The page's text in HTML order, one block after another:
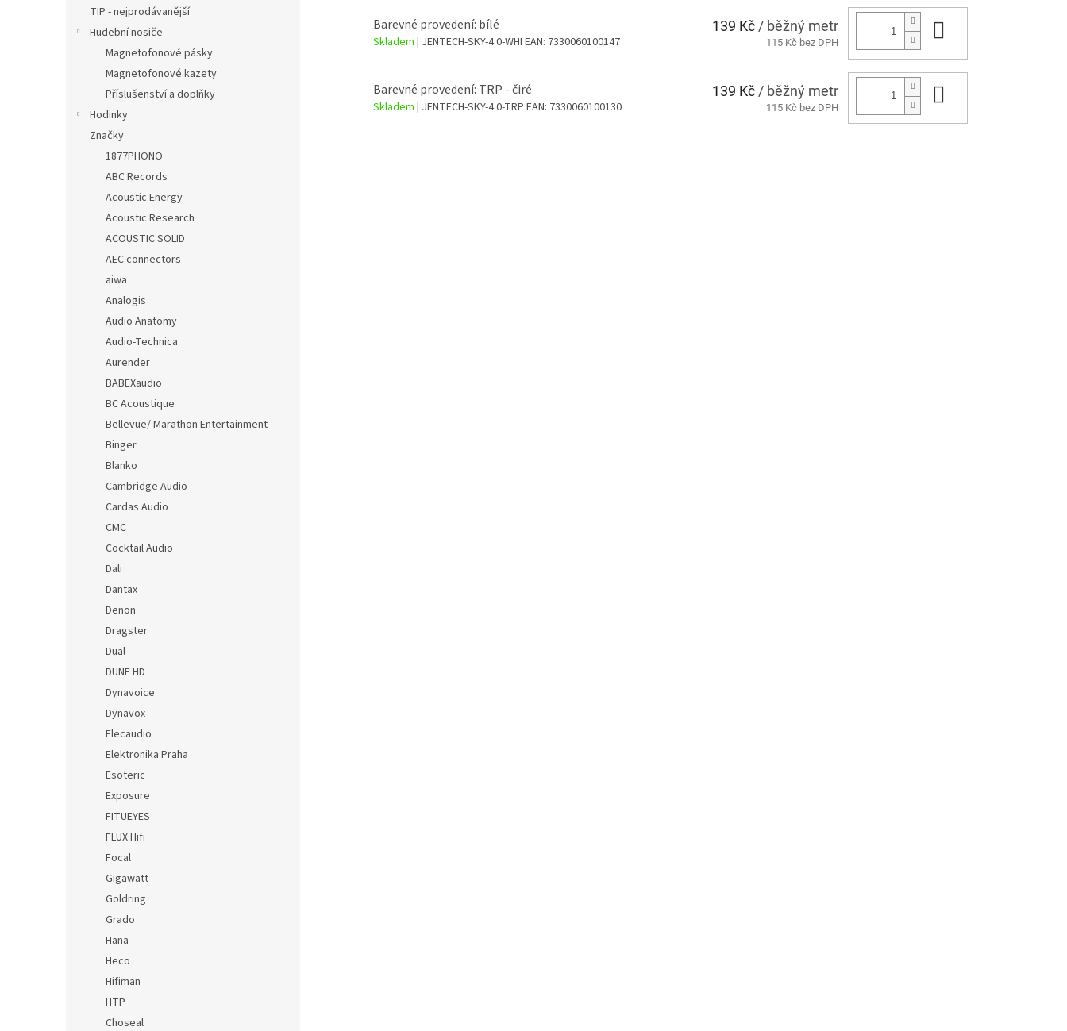
TIP - nejprodávanější
Hudební nosiče
Magnetofonové pásky
Magnetofonové kazety
Příslušenství a doplňky
Hodinky
Značky
1877PHONO
ABC Records
Acoustic Energy
Acoustic Research
ACOUSTIC SOLID
AEC connectors
aiwa
Analogis
Audio Anatomy
Audio-Technica
Aurender
BABEXaudio
BC Acoustique
Bellevue/ Marathon Entertainment
Binger
Blanko
Cambridge Audio
Cardas Audio
CMC
Cocktail Audio
Dali
Dantax
Denon
Dragster
Dual
DUNE HD
Dynavoice
Dynavox
Elecaudio
Elektronika Praha
Esoteric
Exposure
FITUEYES
FLUX Hifi
Focal
Gigawatt
Goldring
Grado
Hana
Heco
Hifiman
HTP
Choseal
Barevné provedení: bílé
Skladem | JENTECH-SKY-4.0-WHI EAN: 7330060100147
139 Kč/ běžný metr
115 Kč bez DPH
Barevné provedení: TRP - čiré
Skladem | JENTECH-SKY-4.0-TRP EAN: 7330060100130
139 Kč / běžný metr
115 Kč bez DPH